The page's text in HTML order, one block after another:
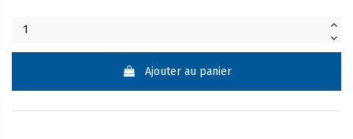
Ajouter au panier